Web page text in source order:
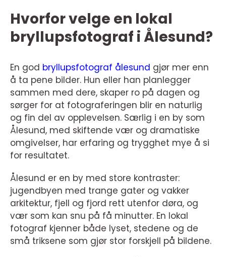
Hvorfor velge en lokal
bryllupsfotograf i Ålesund?
En god bryllupsfotograf ålesund gjør mer enn
å ta pene bilder. Hun eller han planlegger
sammen med dere, skaper ro på dagen og
sørger for at fotograferingen blir en naturlig
og fin del av opplevelsen. Særlig i en by som
Ålesund, med skiftende vær og dramatiske
omgivelser, har erfaring og trygghet mye å si
for resultatet.
Ålesund er en by med store kontraster:
jugendbyen med trange gater og vakker
arkitektur, fjell og fjord rett utenfor døra, og
vær som kan snu på få minutter. En lokal
fotograf kjenner både lyset, stedene og de
små triksene som gjør stor forskjell på bildene.